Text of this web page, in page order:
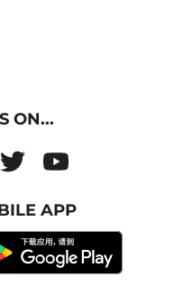
ON...
APP